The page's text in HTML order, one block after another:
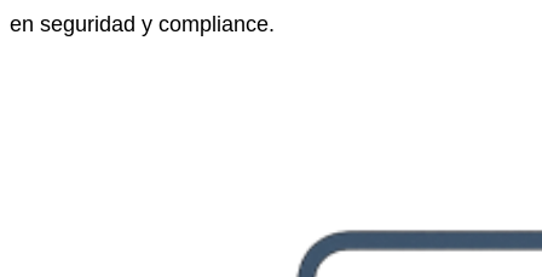
en seguridad y compliance.